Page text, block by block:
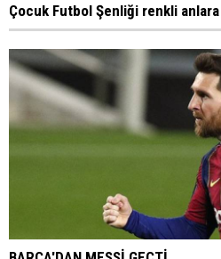
Çocuk Futbol Şenliği renkli